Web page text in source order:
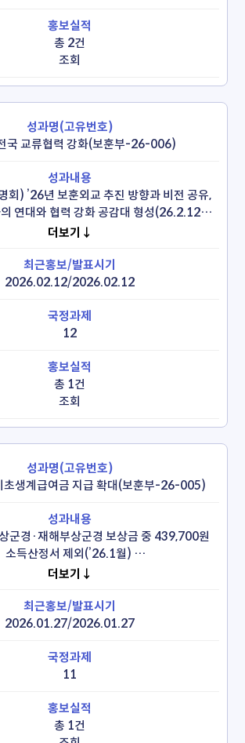
총 2건
조회
국 교류협력 강화(보훈부-26-006)
회) ’26년 보훈외교 추진 방향과 비전 공유,
연대와 협력 강화 공감대 형성(26.2.12)
, 21개 주한유엔참전국 대사 및 국방무관,
랑스 국방보훈부, ‘국제보훈협력 양해각서’
체결(26.4.2.)
더보기↓
2026.02.12/2026.02.12
12
총 1건
조회
초생계급여금 지급 확대(보훈부-26-005)
군경·재해부상군경 보상금 중 439,700원
소득산정서 제외(’26.1월)
장애인연금 수준) 공제로 상이 국가유공자
더보기↓
2026.01.27/2026.01.27
11
총 1건